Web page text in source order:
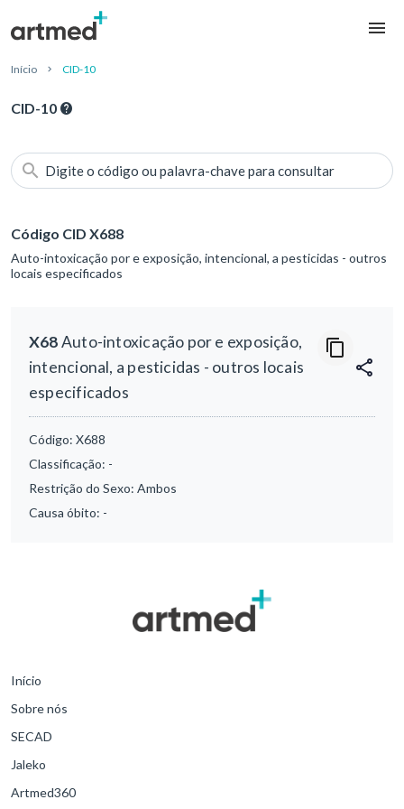
Início CID-10
CID-10
Digite o código ou palavra-chave para consultar
Código CID X688
Auto-intoxicação por e exposição, intencional, a pesticidas - outros
locais especificados
X68Auto-intoxicação por e exposição,
intencional, a pesticidas - outros locais
especificados
Código: X688
Classificação: -
Restrição do Sexo: Ambos
Causa óbito: -
Início
Sobre nós
SECAD
Jaleko
Artmed360